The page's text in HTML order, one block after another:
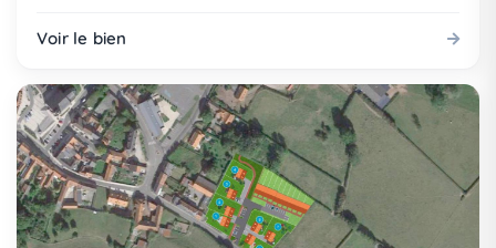
Voir le bien